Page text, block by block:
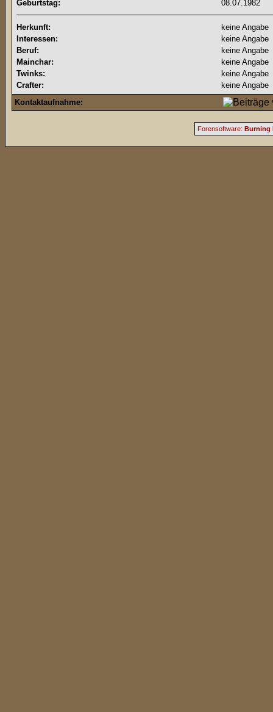
Geburtstag:
08.07.1982
Herkunft:
keine Angabe
Interessen:
keine Angabe
Beruf:
keine Angabe
Mainchar:
keine Angabe
Twinks:
keine Angabe
Crafter:
keine Angabe
Kontaktaufnahme:
Forensoftware: Burning